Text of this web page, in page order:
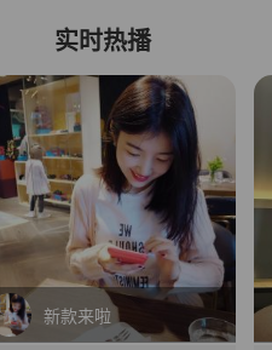
实时热播
新款来啦